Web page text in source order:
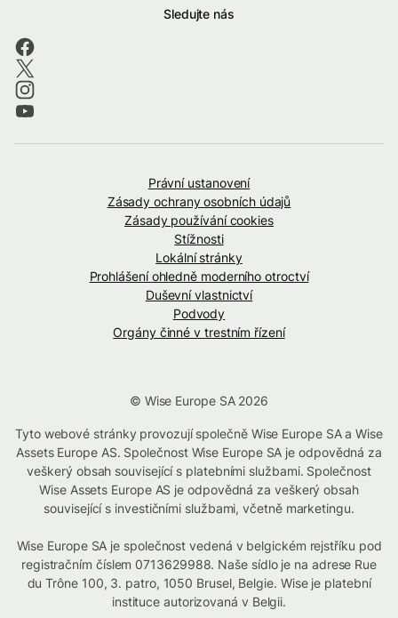
Sledujte nás
Právní ustanovení
Zásady ochrany osobních údajů
Zásady používání cookies
Stížnosti
Lokální stránky
Prohlášení ohledně moderního otroctví
Duševní vlastnictví
Podvody
Orgány činné v trestním řízení
© Wise Europe SA 2026
Tyto webové stránky provozují společně Wise Europe SA a Wise
Assets Europe AS. Společnost Wise Europe SA je odpovědná za
veškerý obsah související s platebními službami. Společnost
Wise Assets Europe AS je odpovědná za veškerý obsah
související s investičními službami, včetně marketingu.
Wise Europe SA je společnost vedená v belgickém rejstříku pod
registračním číslem 0713629988. Naše sídlo je na adrese Rue
du Trône 100, 3. patro, 1050 Brusel, Belgie. Wise je platební
instituce autorizovaná v Belgii.